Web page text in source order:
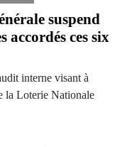
suspend
accordés ces six
interne visant à
la Loterie Nationale